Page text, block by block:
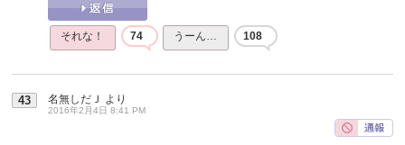
それな！ 74 うーん… 108
43 名無しだＪ より
2016年2月4日 8:41 PM